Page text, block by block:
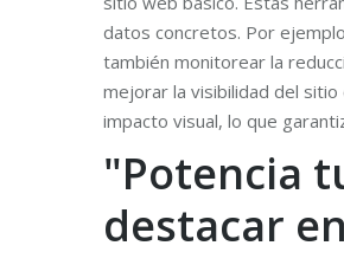
datos concretos. Por
también monitorear la
mejorar la visibilidad del
impacto visual, lo que
"Potencia
destacar